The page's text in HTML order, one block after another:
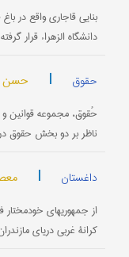
بنایی قاجاری واقع در
دانشگاه الزهراء قرار
حقوق | حسن
حُقوق، مجموعه قوانین و
ناظر بر دو بخش حقوق
داغستان |
از جمهوریهای خودمختار
کرانۀ غربی دریای